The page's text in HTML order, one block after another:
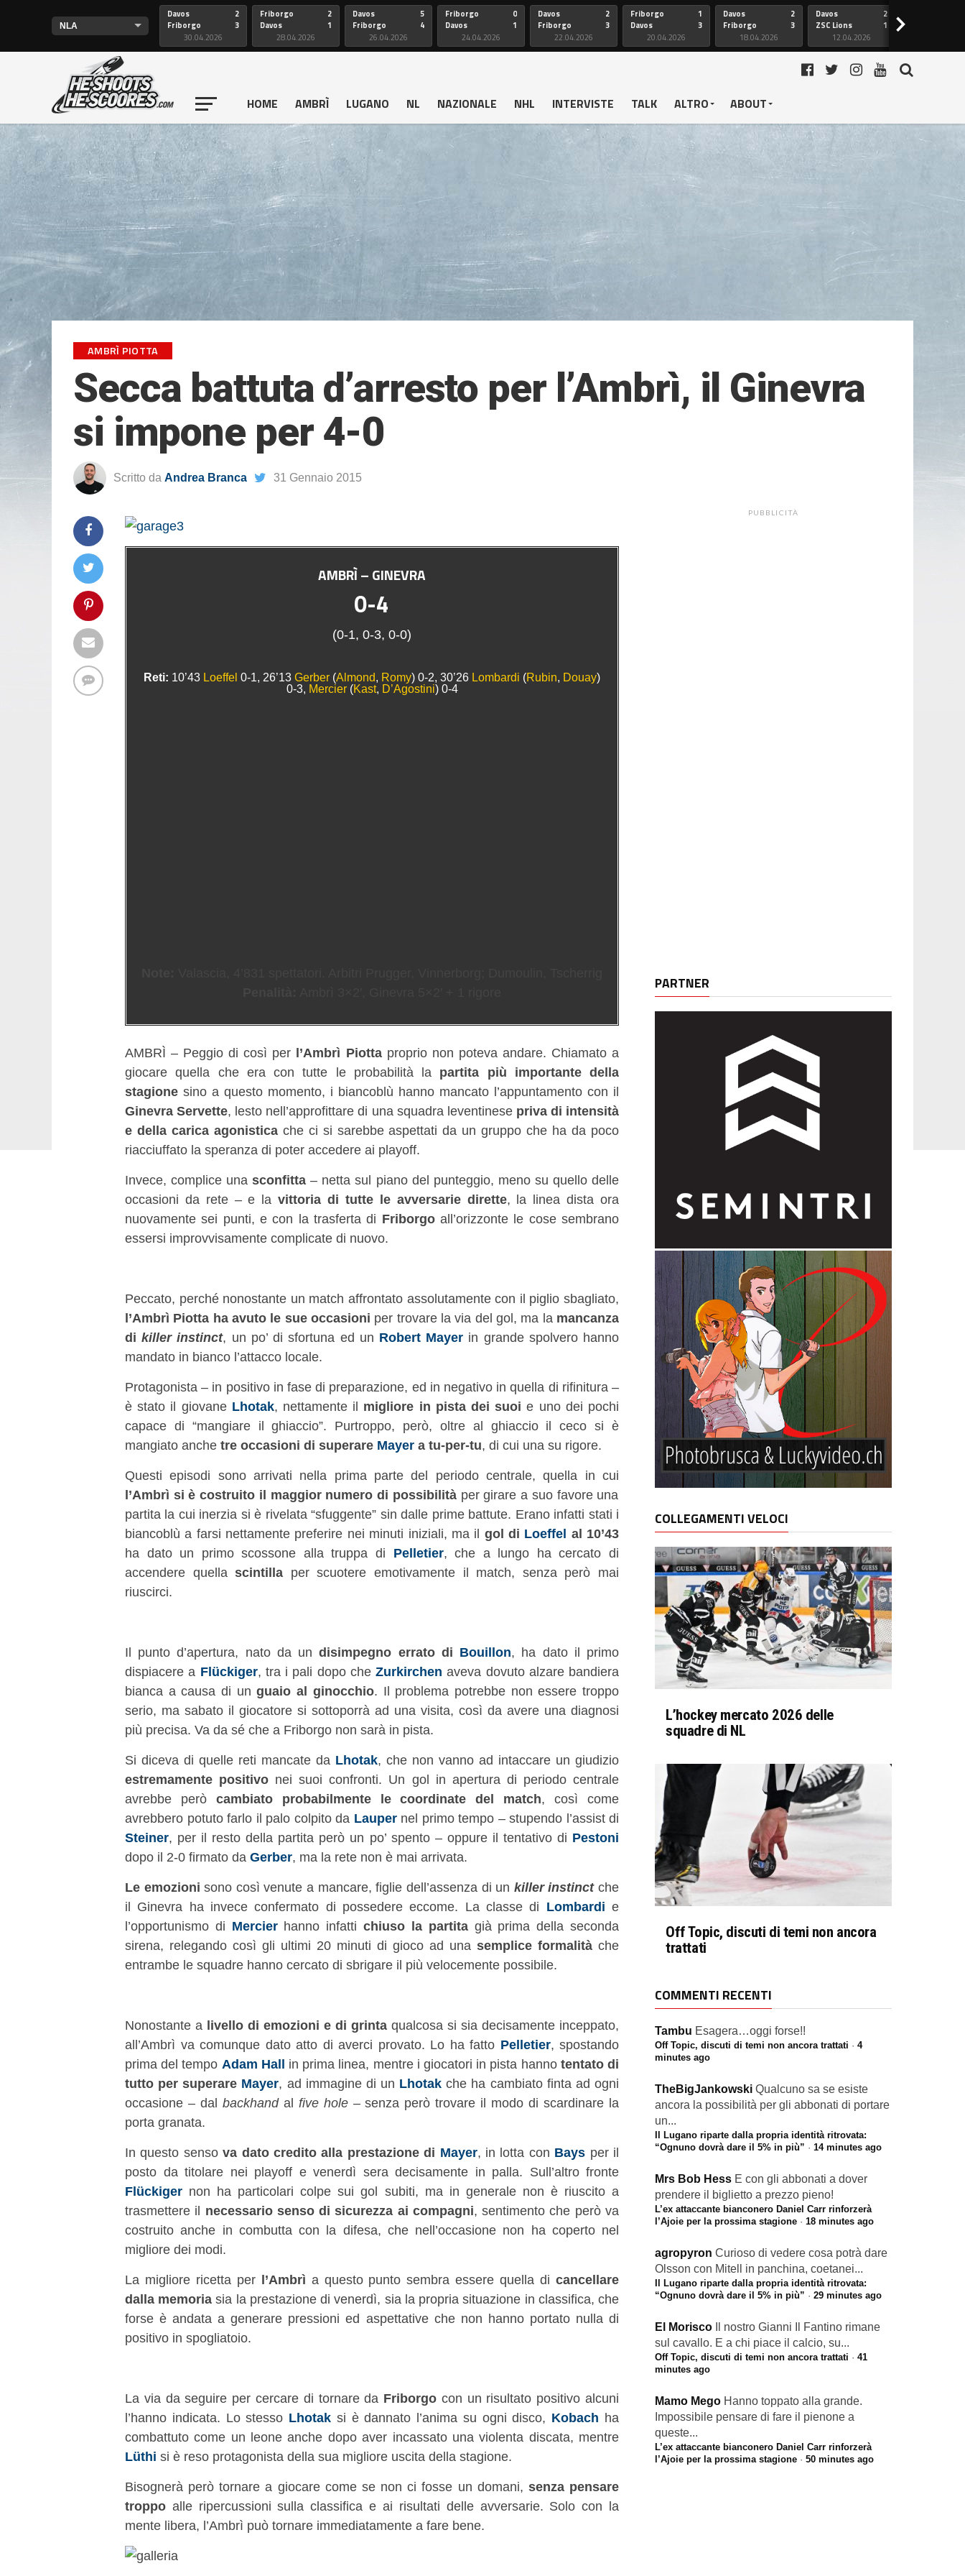
Davos
Friborgo
2
3
30.04.2026
Friborgo
Davos
2
1
28.04.2026
Davos
Friborgo
5
4
26.04.2026
Friborgo
Davos
0
1
24.04.2026
Davos
Friborgo
2
3
22.04.2026
Friborgo
Davos
1
3
20.04.2026
Davos
Friborgo
2
3
18.04.2026
Davos
ZSC Lions
2
1
12.04.2026
>
HOME AMBRÌ LUGANO NL NAZIONALE NHL INTERVISTE TALK ALTRO ABOUT
AMBRÌ PIOTTA
Secca battuta d’arresto per l’Ambrì, il Ginevra
si impone per 4-0
Scritto da Andrea Branca 31 Gennaio 2015
AMBRÌ – GINEVRA
0-4
(0-1, 0-3, 0-0)
Reti: 10’43 Loeffel 0-1, 26’13 Gerber (Almond, Romy) 0-2, 30’26 Lombardi (Rubin, Douay)
0-3, Mercier(Kast, D’Agostini) 0-4
AMBRÌ – Peggio di così per l’Ambrì Piottaproprio non poteva andare. Chiamato a
giocare quella che era con tutte le probabilità la partita più importante della
stagione sino a questo momento, i biancoblù hanno mancato l’appuntamento con il
Ginevra Servette, lesto nell’approfittare di una squadra leventinese priva di intensità
e della carica agonisticache ci si sarebbe aspettati da un gruppo che ha da poco
riacciuffato la speranza di poter accedere ai playoff.
Invece, complice unasconfitta – netta sul piano del punteggio, meno su quello delle
occasioni da rete – e lavittoria di tutte le avversarie dirette, la linea dista ora
nuovamente sei punti, e con la trasferta di Friborgoall’orizzonte le cose sembrano
essersi improvvisamente complicate di nuovo.
Peccato, perché nonostante un match affrontato assolutamente con il piglio sbagliato,
l’Ambrì Piotta ha avuto le sue occasioni per trovare la via del gol, ma la mancanza
dikiller instinct, un po’ di sfortuna ed un Robert Mayer in grande spolvero hanno
mandato in bianco l’attacco locale.
Protagonista – in positivo in fase di preparazione, ed in negativo in quella di rifinitura –
è stato il giovane Lhotak, nettamente il migliore in pista dei suoi e uno dei pochi
capace di “mangiare il ghiaccio”. Purtroppo, però, oltre al ghiaccio il ceco si è
mangiato anche tre occasioni di superare Mayer a tu-per-tu, di cui una su rigore.
Questi episodi sono arrivati nella prima parte del periodo centrale, quella in cui
l’Ambrì si è costruito il maggior numero di possibilitàper girare a suo favore una
partita la cui inerzia si è rivelata “sfuggente” sin dalle prime battute. Erano infatti stati i
biancoblù a farsi nettamente preferire nei minuti iniziali, ma il gol di Loeffel al 10’43
ha dato un primo scossone alla truppa di Pelletier, che a lungo ha cercato di
accendere quellascintilla per scuotere emotivamente il match, senza però mai
riuscirci.
Il punto d’apertura, nato da undisimpegno errato di Bouillon, ha dato il primo
dispiacere a Flückiger, tra i pali dopo che Zurkirchen aveva dovuto alzare bandiera
bianca a causa di unguaio al ginocchio. Il problema potrebbe non essere troppo
serio, ma sabato il giocatore si sottoporrà ad una visita, così da avere una diagnosi
più precisa. Va da sé che a Friborgo non sarà in pista.
Si diceva di quelle reti mancate da Lhotak, che non vanno ad intaccare un giudizio
estremamente positivo nei suoi confronti. Un gol in apertura di periodo centrale
avrebbe però cambiato probabilmente le coordinate del match, così come
avrebbero potuto farlo il palo colpito da Laupernel primo tempo – stupendo l’assist di
Steiner, per il resto della partita però un po’ spento – oppure il tentativo di Pestoni
dopo il 2-0 firmato da Gerber, ma la rete non è mai arrivata.
Le emozioni sono così venute a mancare, figlie dell’assenza di un killer instinctche
il Ginevra ha invece confermato di possedere eccome. La classe di Lombardi e
l’opportunismo di Mercierhanno infattichiuso la partitagià prima della seconda
sirena, relegando così gli ultimi 20 minuti di gioco ad una semplice formalità che
entrambe le squadre hanno cercato di sbrigare il più velocemente possibile.
Nonostante a livello di emozioni e di grinta qualcosa si sia decisamente inceppato,
all’Ambrì va comunque dato atto di averci provato. Lo ha fatto Pelletier, spostando
prima del tempo Adam Hall in prima linea, mentre i giocatori in pista hanno tentato di
tutto per superare Mayer, ad immagine di un Lhotak che ha cambiato finta ad ogni
occasione – dal backhandal five hole– senza però trovare il modo di scardinare la
porta granata.
In questo sensova dato credito alla prestazione di Mayer, in lotta con Bays per il
posto da titolare nei playoff e venerdì sera decisamente in palla. Sull’altro fronte
Flückiger non ha particolari colpe sui gol subiti, ma in generale non è riuscito a
trasmettere il necessario senso di sicurezza ai compagni, sentimento che però va
costruito anche in combutta con la difesa, che nell’occasione non ha coperto nel
migliore dei modi.
La migliore ricetta per l’Ambrì a questo punto sembra essere quella dicancellare
dalla memoria sia la prestazione di venerdì, sia la propria situazione in classifica, che
forse è andata a generare pressioni ed aspettative che non hanno portato nulla di
positivo in spogliatoio.
La via da seguire per cercare di tornare da Friborgo con un risultato positivo alcuni
l’hanno indicata. Lo stesso Lhotak si è dannato l’anima su ogni disco, Kobach ha
combattuto come un leone anche dopo aver incassato una violenta discata, mentre
Lüthi si è reso protagonista della sua migliore uscita della stagione.
Bisognerà però tornare a giocare come se non ci fosse un domani, senza pensare
troppo alle ripercussioni sulla classifica e ai risultati delle avversarie. Solo con la
mente libera, l’Ambrì può tornare immediatamente a fare bene.
PUBBLICITÀ
PARTNER
COLLEGAMENTI VELOCI
L’hockey mercato 2026 delle
squadre di NL
Off Topic, discuti di temi non ancora
trattati
COMMENTI RECENTI
Tambu Esagera…oggi forse!!
Off Topic, discuti di temi non ancora trattati · 4
minutes ago
TheBigJankowski Qualcuno sa se esiste
ancora la possibilità per gli abbonati di portare
un...
Il Lugano riparte dalla propria identità ritrovata:
“Ognuno dovrà dare il 5% in più” · 14 minutes ago
Mrs Bob Hess E con gli abbonati a dover
prendere il biglietto a prezzo pieno!
L’ex attaccante bianconero Daniel Carr rinforzerà
l’Ajoie per la prossima stagione · 18 minutes ago
agropyron Curioso di vedere cosa potrà dare
Olsson con Mitell in panchina, coetanei...
Il Lugano riparte dalla propria identità ritrovata:
“Ognuno dovrà dare il 5% in più” · 29 minutes ago
El Morisco
Il nostro Gianni Il Fantino rimane
sul cavallo. E a chi piace il calcio, su...
Off Topic, discuti di temi non ancora trattati · 41
minutes ago
Mamo Mego Hanno toppato alla grande.
Impossibile pensare di fare il pienone a
queste...
L’ex attaccante bianconero Daniel Carr rinforzerà
l’Ajoie per la prossima stagione · 50 minutes ago